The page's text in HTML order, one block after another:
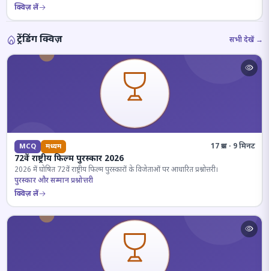
क्विज़ लें
ट्रेंडिंग क्विज़ सभी देखें →
MCQ मध्यम 17 प्रश्न · 9 मिनट
72वें राष्ट्रीय फिल्म पुरस्कार 2026
2026 में घोषित 72वें राष्ट्रीय फिल्म पुरस्कारों के विजेताओं पर आधारित प्रश्नोत्तरी।
पुरस्कार और सम्मान प्रश्नोत्तरी
क्विज़ लें